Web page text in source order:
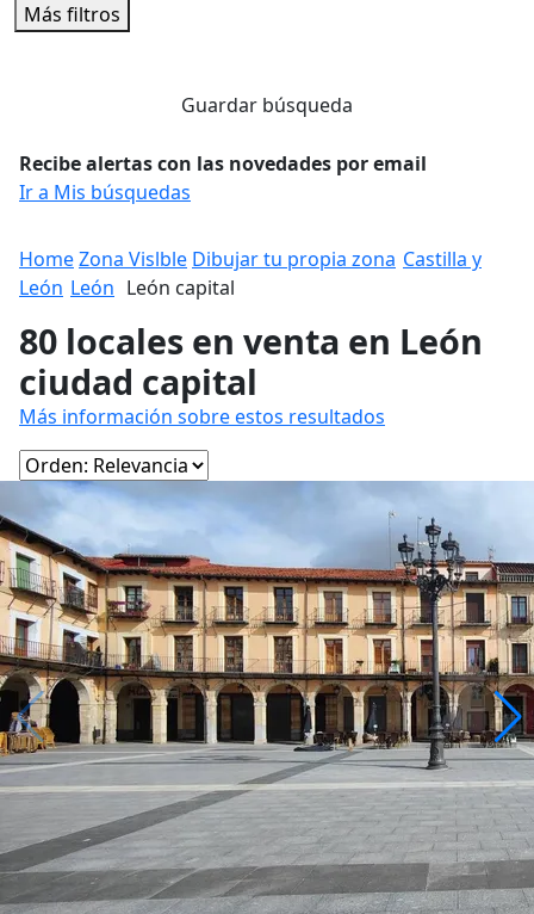
Más filtros
Guardar búsqueda
Recibe alertas con las novedades por email
Ir a Mis búsquedas
HomeZona Vislble Dibujar tu propia zona Castilla y
León León León capital
80 locales en venta en León
ciudad capital
Más información sobre estos resultados